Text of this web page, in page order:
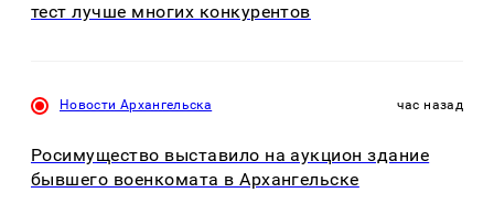
тест лучше многих конкурентов
Новости Архангельска час назад
Росимущество выставило на аукцион здание
бывшего военкомата в Архангельске